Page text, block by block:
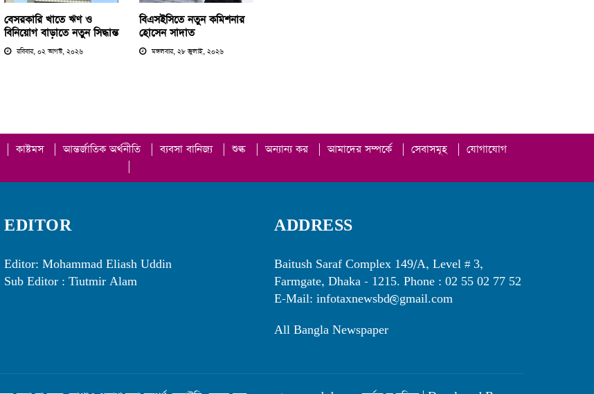
বেসরকারি খাতে ঋণ ও
বিনিয়োগ বাড়াতে নতুন সিদ্ধান্ত
রবিবার, ০২ আগস্ট, ২০২৬
বিএসইসিতে নতুন কমিশনার
হোসেন সাদাত
মঙ্গলবার, ২৮ জুলাই, ২০২৬
কাষ্টমস আন্তর্জাতিক অর্থনীতি ব্যবসা বানিজ্য শুল্ক অন্যান্য কর আমাদের সম্পর্কে সেবাসমূহ
যোগাযোগ
EDITOR
Editor: Mohammad Eliash Uddin
Sub Editor : Tiutmir Alam
ADDRESS
Baitush Saraf Complex 149/A, Level # 3,
Farmgate, Dhaka - 1215. Phone : 02 55 02 77 52
E-Mail: infotaxnewsbd@gmail.com
All Bangla Newspaper